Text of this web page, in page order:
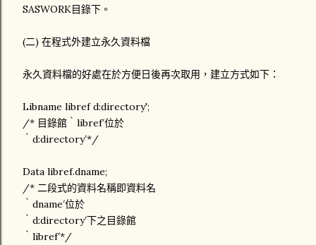
SASWORK目錄下。
(二) 在程式外建立永久資料檔
永久資料檔的好處在於方便日後再次取用，建立方式如下：
Libname libref d:directory';
/* 目錄館‵libref′位於
‵d:directory′*/
Data libref.dname;
/* 二段式的資料名稱即資料名
‵dname′位於
‵d:directory′下之目錄館
‵libref′*/